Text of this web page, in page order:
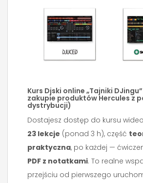
Kurs Djski online „Tajniki
zakupie produktów Hercules z
dystrybucji)
Dostajesz dostęp do kursu
23 lekcje (ponad 3 h), część
praktyczna, po każdej —
PDF z notatkami. To realne
przejściu od pierwszego